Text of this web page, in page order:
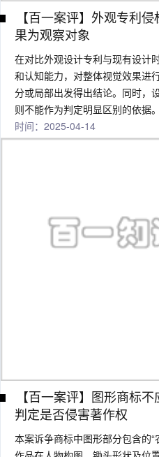
【百一案评】外观专利
果为观察对象
在对比外观设计专利与现有设计
和认知能力，对整体视觉效果进
分或局部出发得出结论。同时，
则不能作为判定明显区别的依据。
时间：2025-04-14
【百一案评】图形商标
判定是否侵害著作权
本案诉争商标中图形部分包含的